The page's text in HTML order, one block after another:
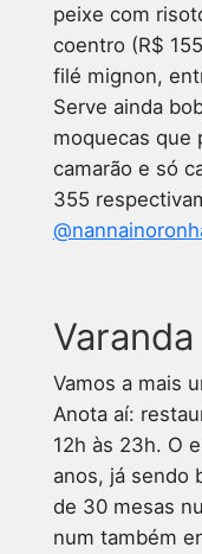
peixe com
coentro (R$
filé mignon,
Serve ainda
moquecas que
camarão e só
355
Varanda
Vamos a mais
Anota aí:
12h às 23h. O
anos, já sendo
de 30 mesas
num também